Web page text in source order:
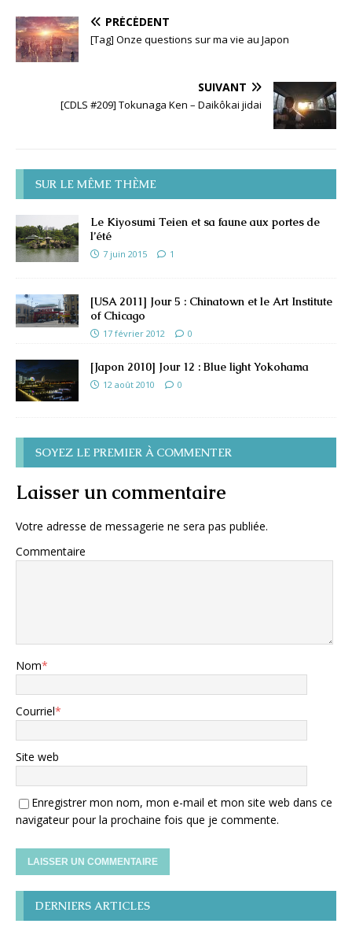
PRÉCÉDENT
[Tag] Onze questions sur ma vie au Japon
SUIVANT
[CDLS #209] Tokunaga Ken – Daikôkai jidai
SUR LE MÊME THÈME
Le Kiyosumi Teien et sa faune aux portes de
l’été
7 juin 2015 1
[USA 2011] Jour 5 : Chinatown et le Art Institute
of Chicago
17 février 2012 0
[Japon 2010] Jour 12 : Blue light Yokohama
12 août 2010 0
SOYEZ LE PREMIER À COMMENTER
Laisser un commentaire
Votre adresse de messagerie ne sera pas publiée.
Commentaire
Nom*
Courriel*
Site web
Enregistrer mon nom, mon e-mail et mon site web dans ce
navigateur pour la prochaine fois que je commente.
DERNIERS ARTICLES